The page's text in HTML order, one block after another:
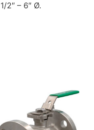
2″ – 6″ Ø.